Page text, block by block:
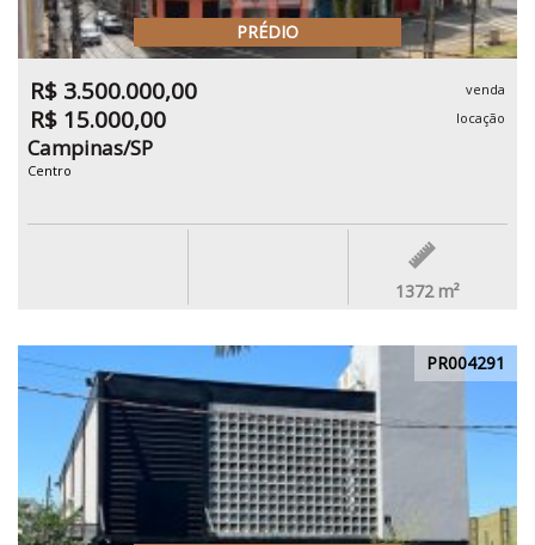
PRÉDIO
R$ 3.500.000,00 venda
R$ 15.000,00 locação
Campinas/SP
Centro
1372 m²
PR004291